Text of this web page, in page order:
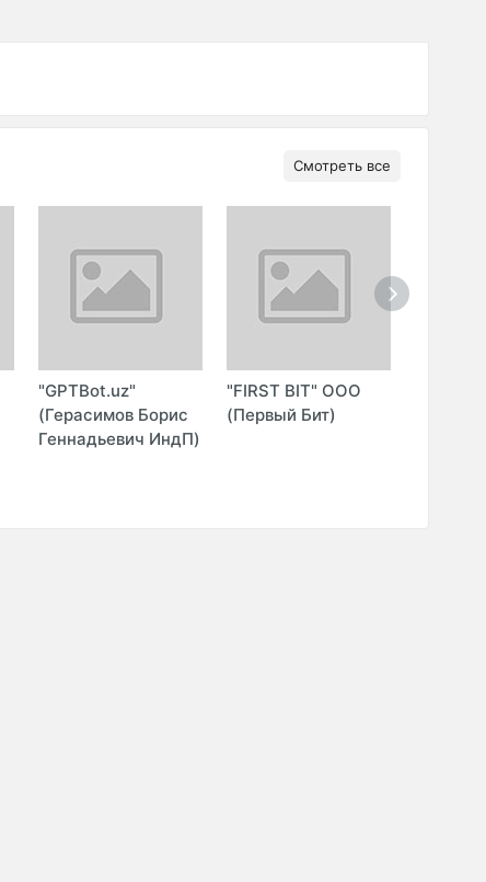
Смотреть все
"GPTBot.uz"
(Герасимов Борис
Геннадьевич ИндП)
"FIRST BIT" ООО
(Первый Бит)